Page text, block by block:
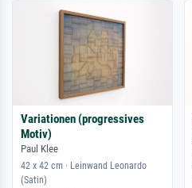
Variationen (progressives
Motiv)
Paul Klee
42 x 42 cm · Leinwand Leonardo
(Satin)